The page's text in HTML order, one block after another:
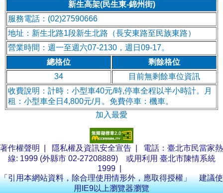
新生高架(民生東-錦州街)
服務電話：(02)27590666
地址：新生北路1段新生北路（長安東路至民族東路）
營業時間：週一至週六07-2130，週日09-17。
總格位
剩餘格位
34
目前無剩餘車位資訊
收費說明：計時：小型車40元/時,停車全程以半小時計。月
租：小型車全日4,800元/月。免費停車：機車。
加入最愛
著作權聲明 隱私權及資訊安全宣告 | 電話：臺北市民當家熱
線: 1999 (外縣市 02-27208889) 或用利用 臺北市陳情系統
1999
「引用本網站資料，除合理使用情形外，應取得授權」 建議使
用IE9以上瀏覽器瀏覽